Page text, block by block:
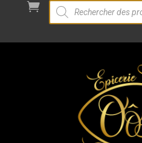

Recherche
de